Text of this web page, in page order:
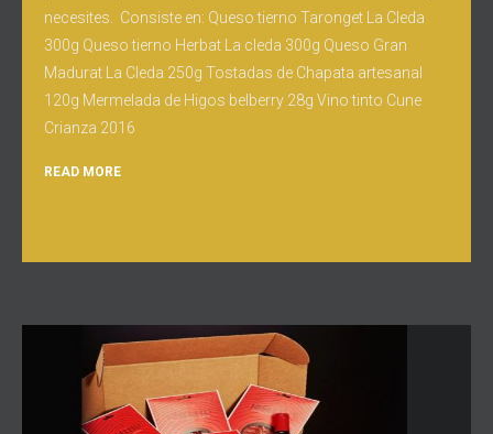
necesites. Consiste en: Queso tierno Taronget La Cleda
300g Queso tierno Herbat La cleda 300g Queso Gran
Madurat La Cleda 250g Tostadas de Chapata artesanal
120g Mermelada de Higos belberry 28g Vino tinto Cune
Crianza 2016
READ MORE